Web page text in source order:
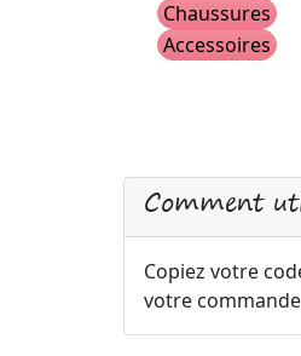
Chaussures
Accessoires
Comment
Copiez votre
votre